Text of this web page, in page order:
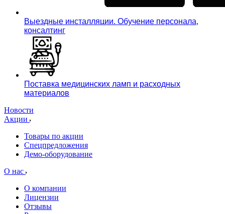
Выездные инсталляции. Обучение персонала,
консалтинг
Поставка медицинских ламп и расходных
материалов
Новости
Акции
Товары по акции
Спецпредложения
Демо-оборудование
О нас
О компании
Лицензии
Отзывы